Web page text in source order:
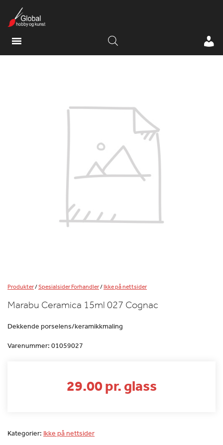
Produkter/Spesialsider Forhandler/Ikke på nettsider
Marabu Ceramica 15ml 027 Cognac
Dekkende porselens/keramikkmaling
Varenummer: 01059027
29.00 pr. glass
Kategorier: Ikke på nettsider